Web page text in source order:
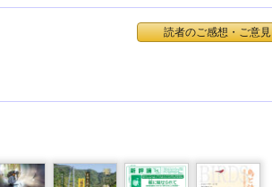
読者のご感想・ご意見